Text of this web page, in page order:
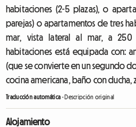
habitaciones (2-5 plazas), o
parejas) o apartamentos de tres
mar, vista lateral al mar, a
habitaciones está equipada con:
(que se convierte en un segundo
cocina americana, baño con
Traducción automática-Descripción original
Alojamiento